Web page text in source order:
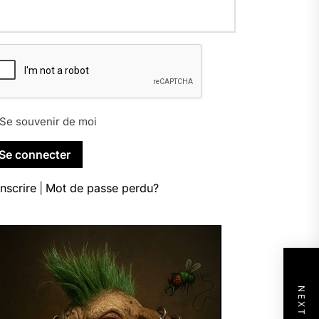
souvenir de moi
Mot de passe perdu?